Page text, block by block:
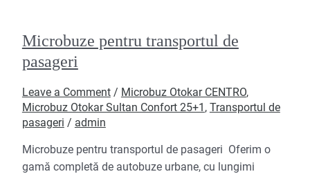
Microbuze pentru transportul de
pasageri
Leave a Comment / Microbuz Otokar CENTRO,
Microbuz Otokar Sultan Confort 25+1 , Transportul de
pasageri / admin
Microbuze pentru transportul de pasageri Oferim o
gamă completă de autobuze urbane, cu lungimi